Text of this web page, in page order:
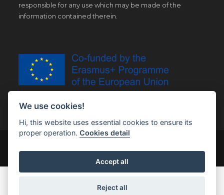
responsible for any use which may be made of the
information contained therein.
We use cookies!
Hi, this website uses essential cookies to ensure its
proper operation.Cookies detail
Accept all
Reject all